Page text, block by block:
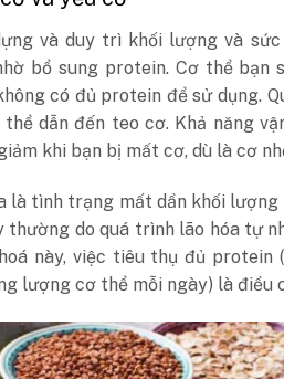
và duy trì khối lượng và
bổ sung protein. Cơ thể bạn
có đủ protein để sử dụng.
dẫn đến teo cơ. Khả năng
khi bạn bị mất cơ, dù là cơ
là tình trạng mất dần khối
thường do quá trình lão hóa tự
này, việc tiêu thụ đủ protein
lượng cơ thể mỗi ngày) là điều